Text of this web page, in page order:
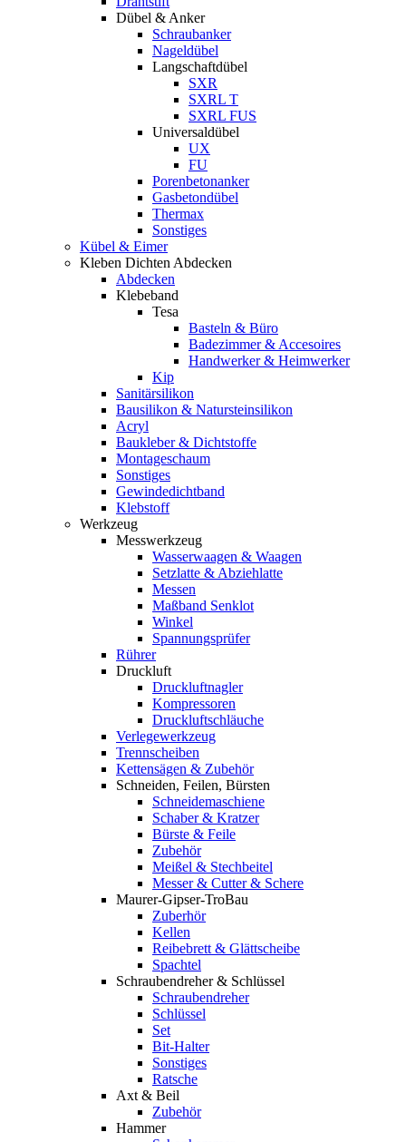
Dübel & Anker
Schraubanker
Nageldübel
Langschaftdübel
SXR
SXRL T
SXRL FUS
Universaldübel
UX
FU
Porenbetonanker
Gasbetondübel
Thermax
Sonstiges
Kübel & Eimer
Kleben Dichten Abdecken
Abdecken
Klebeband
Tesa
Basteln & Büro
Badezimmer & Accesoires
Handwerker & Heimwerker
Kip
Sanitärsilikon
Bausilikon & Natursteinsilikon
Acryl
Baukleber & Dichtstoffe
Montageschaum
Sonstiges
Gewindedichtband
Klebstoff
Werkzeug
Messwerkzeug
Wasserwaagen & Waagen
Setzlatte & Abziehlatte
Messen
Maßband Senklot
Winkel
Spannungsprüfer
Rührer
Druckluft
Druckluftnagler
Kompressoren
Druckluftschläuche
Verlegewerkzeug
Trennscheiben
Kettensägen & Zubehör
Schneiden, Feilen, Bürsten
Schneidemaschiene
Schaber & Kratzer
Bürste & Feile
Zubehör
Meißel & Stechbeitel
Messer & Cutter & Schere
Maurer-Gipser-TroBau
Zuberhör
Kellen
Reibebrett & Glättscheibe
Spachtel
Schraubendreher & Schlüssel
Schraubendreher
Schlüssel
Set
Bit-Halter
Sonstiges
Ratsche
Axt & Beil
Zubehör
Hammer